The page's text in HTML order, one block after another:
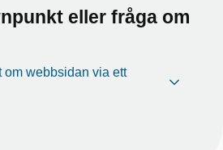
eller fråga om
om webbsidan via ett